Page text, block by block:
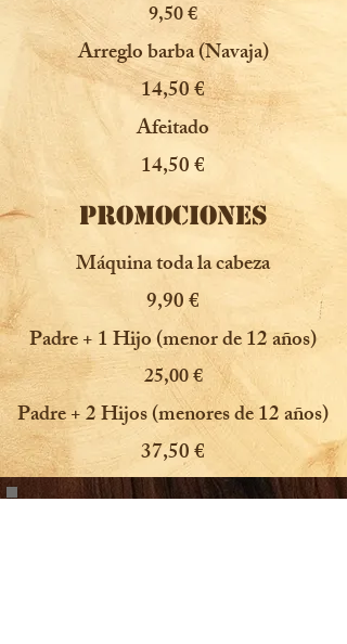
9,50 €
Arreglo barba (Navaja)
14,50 €
Afeitado
14,50 €
PROMOCIONES
Máquina toda la cabeza
9,90 €
Padre + 1 Hijo (menor de 12 años)
25,00 €
Padre + 2 Hijos (menores de 12 años)
37,50 €